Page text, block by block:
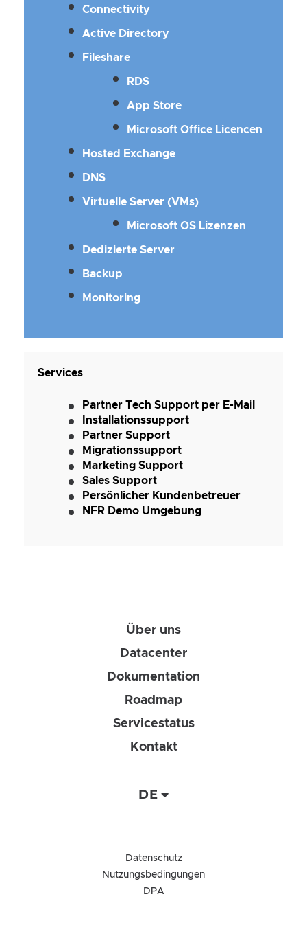
Connectivity
Active Directory
Fileshare
RDS
App Store
Microsoft Office Licencen
Hosted Exchange
DNS
Virtuelle Server (VMs)
Microsoft OS Lizenzen
Dedizierte Server
Backup
Monitoring
Services
Partner Tech Support per E-Mail
Installationssupport
Partner Support
Migrationssupport
Marketing Support
Sales Support
Persönlicher Kundenbetreuer
NFR Demo Umgebung
Über uns
Datacenter
Dokumentation
Roadmap
Servicestatus
Kontakt
DE
Datenschutz
Nutzungsbedingungen
DPA